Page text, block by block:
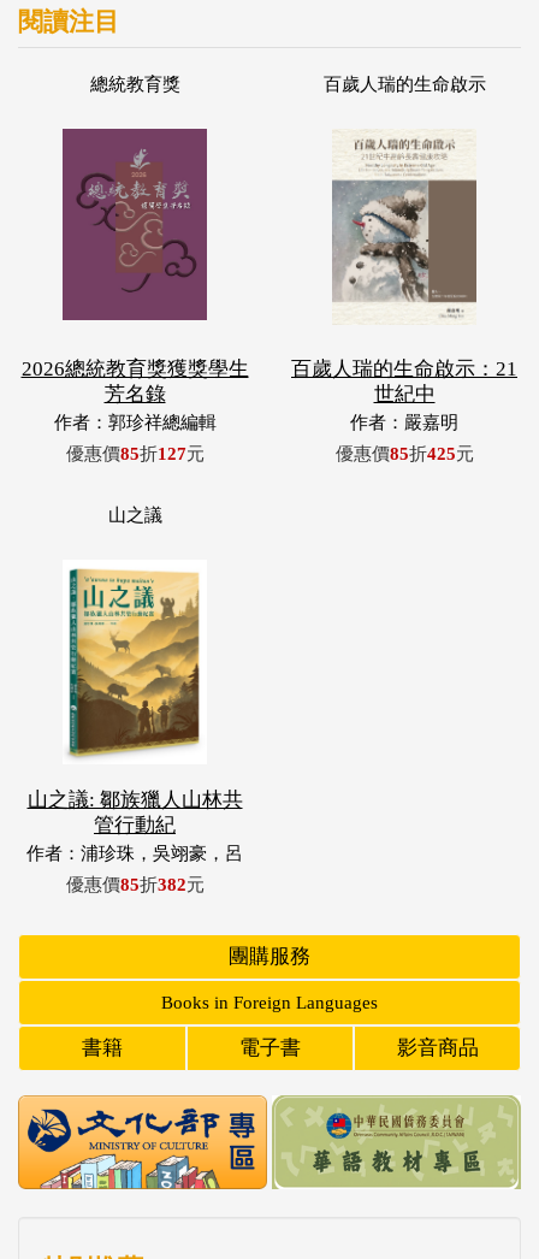
閱讀注目
總統教育獎
2026總統教育獎獲獎學生
芳名錄
作者：郭珍祥總編輯
優惠價85折127元
百歲人瑞的生命啟示
百歲人瑞的生命啟示：21
世紀中
作者：嚴嘉明
優惠價85折425元
山之議
山之議: 鄒族獵人山林共
管行動紀
作者：浦珍珠，吳翊豪，呂
翊齊，張惠東，許玉青，王
優惠價85折382元
團購服務
Books in Foreign Languages
書籍 電子書 影音商品